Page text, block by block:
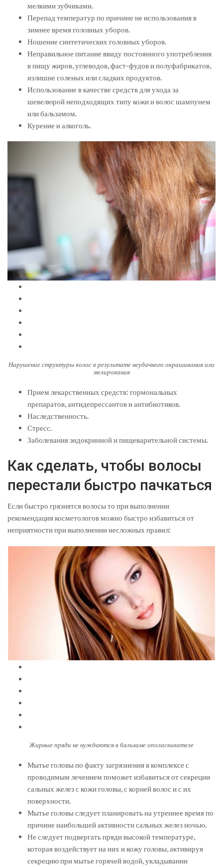
мелкими зубчиками.
Перепад температур по причине не использования в
зимнее время головных уборов.
Ношение синтетических головных уборов.
Неправильное питание ввиду постоянного употребления
в пищу жиров, углеводов, фаст-фудов и полуфабрикатов,
излишне соленых или сладких продуктов.
Использование в качестве средств для ухода за
шевелюрой неподходящих типу кожи и волос шампунем
или бальзамом.
Курение и алкоголь.
Нарушение структуры волос в результате неудачного окрашивания или
мелирования
Прием лекарственных средств: гормональных
препаратов, антидепрессантов и антибиотиков.
Наследственность.
Стресс.
Заболевания эндокринной и пищеварительной системы.
Как сделать, чтобы волосы
перестали быстро пачкаться
Если быстро грязнятся волосы то при выполнении
рекомендация косметологов можно быстро избавиться от
неприятности при выполнении несложных правил:
Жирные пряди не нуждаются в бальзаме ополаскивателе
Мытье головы по факту загрязнения в комплексе с
проводимым лечением поможет избавиться от секреции
сальных желез с кожи головы, с корней волос и с их
поверхности.
Мытье головы следует планировать на утреннее время по
причине наибольшей активности сальных желез ночью.
Не следует подвергать пряди высокой температуре,
которая воздействует на них и кожу головы, активируя
секрецию при мытье горячей водой, укладывании